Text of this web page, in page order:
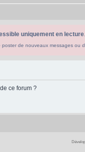
uniquement en lecture
de nouveaux messages
ce forum ?